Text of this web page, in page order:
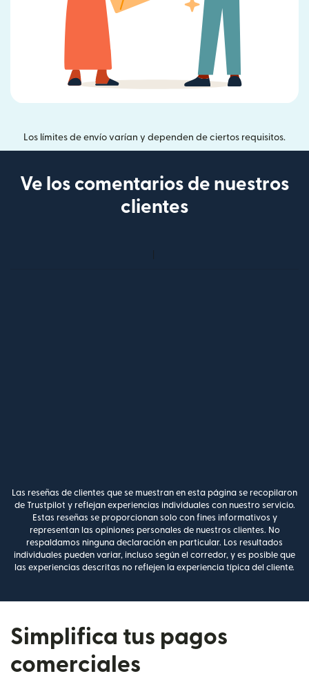
Los límites de envío varían y dependen de ciertos requisitos.
Ve los comentarios de nuestros
clientes
Las reseñas de clientes que se muestran en esta página se recopilaron
de Trustpilot y reflejan experiencias individuales con nuestro servicio.
Estas reseñas se proporcionan solo con fines informativos y
representan las opiniones personales de nuestros clientes. No
respaldamos ninguna declaración en particular. Los resultados
individuales pueden variar, incluso según el corredor, y es posible que
las experiencias descritas no reflejen la experiencia típica del cliente.
Simplifica tus pagos
comerciales